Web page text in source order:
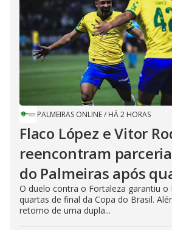
PALMEIRAS ONLINE/ HÁ 2 HORAS
Flaco López e Vitor
reencontram
do Palmeiras após
O duelo contra o Fortaleza garantiu o
quartas de final da Copa do Brasil.
retorno de uma dupla...